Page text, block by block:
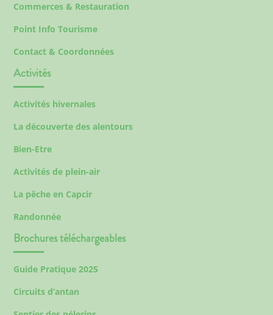
Commerces & Restauration
Point Info Tourisme
Contact & Coordonnées
Activités
Activités hivernales
La découverte des alentours
Bien-Etre
Activités de plein-air
La pêche en Capcir
Randonnée
Brochures téléchargeables
Guide Pratique 2025
Circuits d’antan